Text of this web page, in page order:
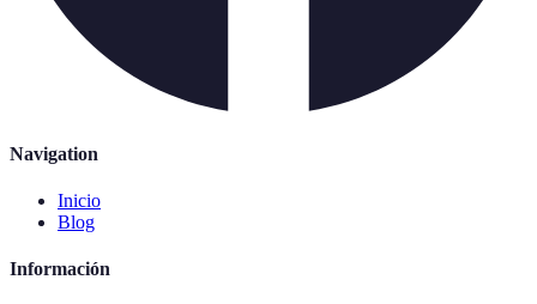
Navigation
Inicio
Blog
Información